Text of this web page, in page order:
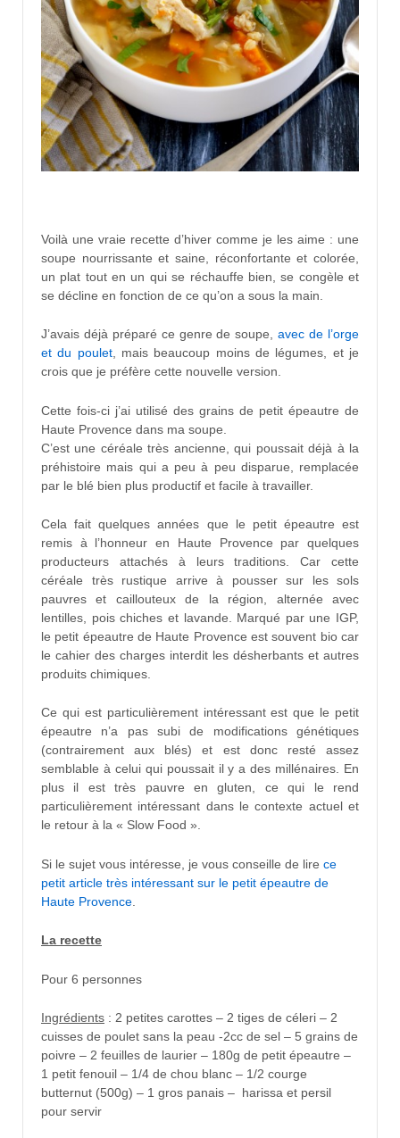
Voilà une vraie recette d’hiver comme je les aime : une
soupe nourrissante et saine, réconfortante et colorée,
un plat tout en un qui se réchauffe bien, se congèle et
se décline en fonction de ce qu’on a sous la main.
J’avais déjà préparé ce genre de soupe,avec de l’orge
et du poulet, mais beaucoup moins de légumes, et je
crois que je préfère cette nouvelle version.
Cette fois-ci j’ai utilisé des grains de petit épeautre de
Haute Provence dans ma soupe.
C’est une céréale très ancienne, qui poussait déjà à la
préhistoire mais qui a peu à peu disparue, remplacée
par le blé bien plus productif et facile à travailler.
Cela fait quelques années que le petit épeautre est
remis à l’honneur en Haute Provence par quelques
producteurs attachés à leurs traditions. Car cette
céréale très rustique arrive à pousser sur les sols
pauvres et caillouteux de la région, alternée avec
lentilles, pois chiches et lavande. Marqué par une IGP,
le petit épeautre de Haute Provence est souvent bio car
le cahier des charges interdit les désherbants et autres
produits chimiques.
Ce qui est particulièrement intéressant est que le petit
épeautre n’a pas subi de modifications génétiques
(contrairement aux blés) et est donc resté assez
semblable à celui qui poussait il y a des millénaires. En
plus il est très pauvre en gluten, ce qui le rend
particulièrement intéressant dans le contexte actuel et
le retour à la « Slow Food ».
Si le sujet vous intéresse, je vous conseille de lire ce
petit article très intéressant sur le petit épeautre de
Haute Provence
La recette
Pour 6 personnes
Ingrédients : 2 petites carottes – 2 tiges de céleri – 2
cuisses de poulet sans la peau -2cc de sel – 5 grains de
poivre – 2 feuilles de laurier – 180g de petit épeautre –
1 petit fenouil – 1/4 de chou blanc – 1/2 courge
butternut (500g) – 1 gros panais – harissa et persil
pour servir